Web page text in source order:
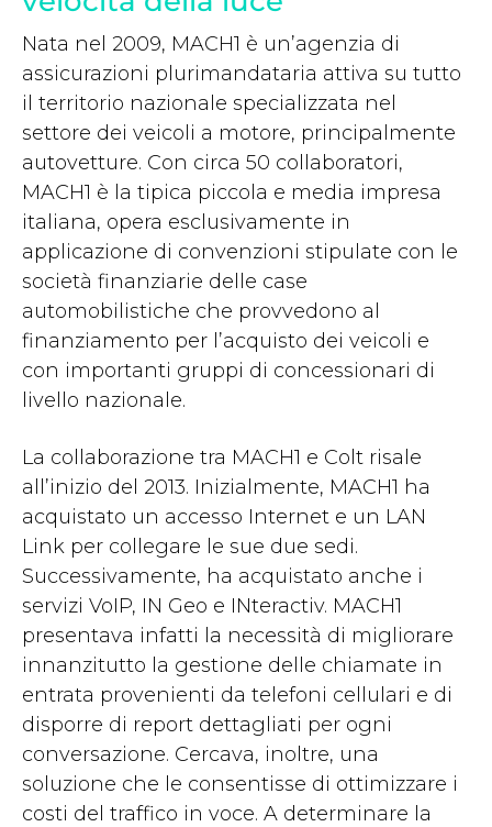
Nata nel 2009, MACH1 è un’agenzia di
assicurazioni plurimandataria attiva su tutto
il territorio nazionale specializzata nel
settore dei veicoli a motore, principalmente
autovetture. Con circa 50 collaboratori,
MACH1 è la tipica piccola e media impresa
italiana, opera esclusivamente in
applicazione di convenzioni stipulate con le
società finanziarie delle case
automobilistiche che provvedono al
finanziamento per l’acquisto dei veicoli e
con importanti gruppi di concessionari di
livello nazionale.
La collaborazione tra MACH1 e Colt risale
all’inizio del 2013. Inizialmente, MACH1 ha
acquistato un accesso Internet e un LAN
Link per collegare le sue due sedi.
Successivamente, ha acquistato anche i
servizi VoIP, IN Geo e INteractiv. MACH1
presentava infatti la necessità di migliorare
innanzitutto la gestione delle chiamate in
entrata provenienti da telefoni cellulari e di
disporre di report dettagliati per ogni
conversazione. Cercava, inoltre, una
soluzione che le consentisse di ottimizzare i
costi del traffico in voce. A determinare la